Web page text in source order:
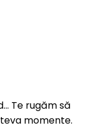
Te rugăm să
momente.